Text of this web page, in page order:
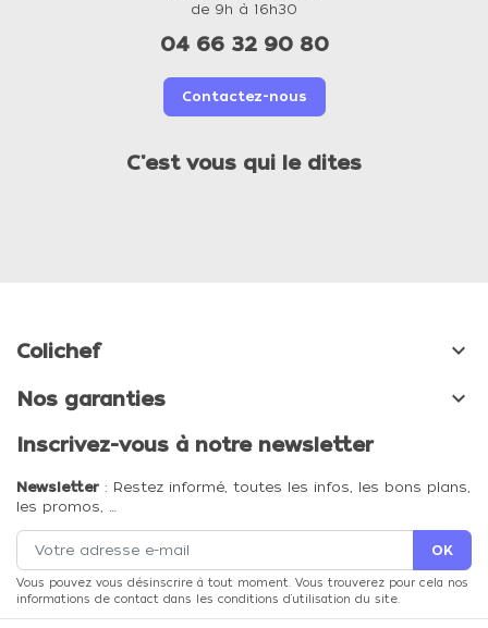
de 9h à 16h30
04 66 32 90 80
Contactez-nous
C'est vous qui le dites
Colichef 
Nos garanties 
Inscrivez-vous à notre newsletter
Newsletter : Restez informé, toutes les infos, les bons plans,
les promos, …
Vous pouvez vous désinscrire à tout moment. Vous trouverez pour cela nos
informations de contact dans les conditions d'utilisation du site.